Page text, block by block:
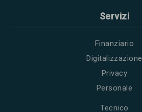
Servizi
Finanziario
Digitalizzazione
Privacy
Personale
Tecnico